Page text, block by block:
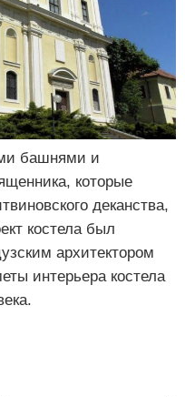
башнями и
которые
деканства,
костела был
архитектором
интерьера костела